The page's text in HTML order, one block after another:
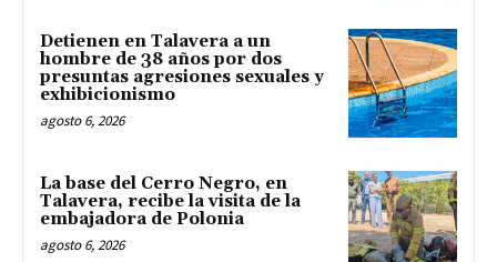
Detienen en Talavera a un
hombre de 38 años por dos
presuntas agresiones sexuales y
exhibicionismo
agosto 6, 2026
La base del Cerro Negro, en
Talavera, recibe la visita de la
embajadora de Polonia
agosto 6, 2026